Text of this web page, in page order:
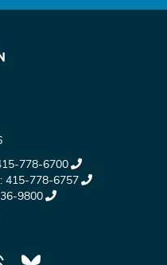
778-6700
415-778-6757
9800